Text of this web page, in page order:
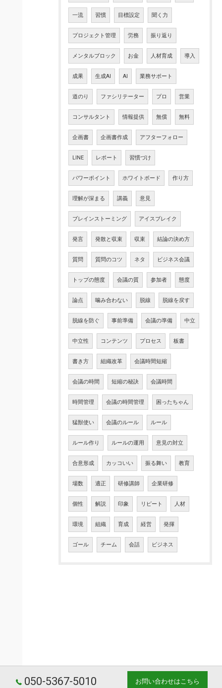
一流 習慣 目標設定 聞く力
プロジェクト管理 労務 振り返り
メンタルブロック お金 人材育成 導入
成果 生成AI AI 業務サポート
道のり ファシリテーター プロ 営業
コンサルタント 情報提供 無償 無料
企画書 企画書作成 アフターフォロー
LINE レポート 習慣づけ
パワーポイント ホワイトボード 作り方
理解が深まる 講義 意見
ブレインストーミング アイスブレイク
発言 発散と収束 収束 結論の決め方
質問 質問のコツ ネタ ビジネス会議
トップの態度 会議の質 参加者 態度
論点 噛み合わない 脱線 脱線を戻す
脱線を防ぐ 事前準備 会議の準備 中立
中立性 コンテンツ プロセス 板書
書き方 組織改革 会議時間短縮
会議の時間 短縮の秘訣 会議時間
時間管理 会議の時間管理 困ったちゃん
猛獣使い 会議のルール ルール
ルール作り ルールの運用 意見の対立
合意形成 カッコいい 振る舞い 教育
場数 適正 研修講師 企業研修
個性 解説 印象 リピート 人材
環境 組織 育成 経営 発揮
ゴール チーム 会話 ビジネス
050-5367-5010 お問い合わせはこちら